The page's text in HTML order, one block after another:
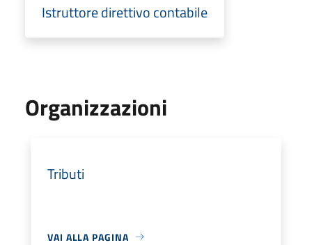
Istruttore direttivo contabile
Organizzazioni
Tributi
VAI ALLA PAGINA